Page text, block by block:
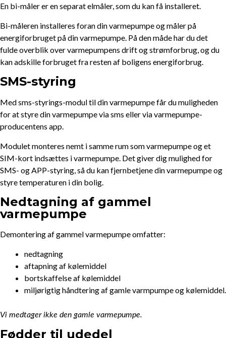
En bi-måler er en separat elmåler, som du kan få installeret.
Bi-måleren installeres foran din varmepumpe og måler på
energiforbruget på din varmepumpe. På den måde har du det
fulde overblik over varmepumpens drift og strømforbrug, og du
kan adskille forbruget fra resten af boligens energiforbrug.
SMS-styring
Med sms-styrings-modul til din varmepumpe får du muligheden
for at styre din varmepumpe via sms eller via varmepumpe-
producentens app.
Modulet monteres nemt i samme rum som varmepumpe og et
SIM-kort indsættes i varmepumpe. Det giver dig mulighed for
SMS- og APP-styring, så du kan fjernbetjene din varmepumpe og
styre temperaturen i din bolig.
Nedtagning af gammel
varmepumpe
Demontering af gammel varmepumpe omfatter:
nedtagning
aftapning af kølemiddel
bortskaffelse af kølemiddel
miljørigtig håndtering af gamle varmpumpe og kølemiddel.
Vi medtager ikke den gamle varmepumpe.
Fødder til udedel